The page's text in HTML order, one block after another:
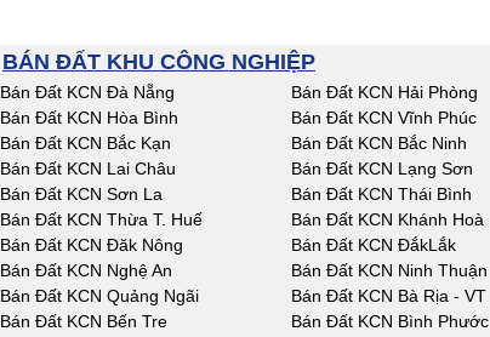
BÁN ĐẤT KHU CÔNG NGHIỆP
Bán Đất KCN Đà Nẵng Bán Đất KCN Hải Phòng
Bán Đất KCN Hòa Bình Bán Đất KCN Vĩnh Phúc
Bán Đất KCN Bắc Kạn Bán Đất KCN Bắc Ninh
Bán Đất KCN Lai Châu Bán Đất KCN Lạng Sơn
Bán Đất KCN Sơn La Bán Đất KCN Thái Bình
Bán Đất KCN Thừa T. Huế Bán Đất KCN Khánh Hoà
Bán Đất KCN Đăk Nông Bán Đất KCN ĐắkLắk
Bán Đất KCN Nghệ An Bán Đất KCN Ninh Thuận
Bán Đất KCN Quảng Ngãi Bán Đất KCN Bà Rịa - VT
Bán Đất KCN Bến Tre Bán Đất KCN Bình Phước